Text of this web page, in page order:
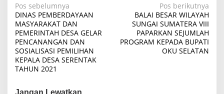
N
a
v
i
g
Pos sebelumnya
DINAS PEMBERDAYAAN
MASYARAKAT DAN
PEMERINTAH DESA GELAR
PENCANANGAN DAN
SOSIALISASI PEMILIHAN
KEPALA DESA SERENTAK
TAHUN 2021
Pos berikutnya
BALAI BESAR WILAYAH
SUNGAI SUMATERA VIII
PAPARKAN SEJUMLAH
PROGRAM KEPADA BUPATI
OKU SELATAN
Jangan Lewatkan